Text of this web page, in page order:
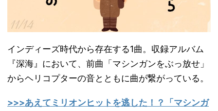
インディーズ時代から存在する1曲。収録アルバム
『深海』において、前曲「マシンガンをぶっ放せ」
からヘリコプターの音とともに曲が繋がっている。
>>>あえてミリオンヒットを逃した！？「マシンガ